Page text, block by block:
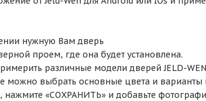
нужную Вам дверь
проем, где она будет установлена.
различные модели дверей JELD-
можно выбрать основные цвета и варианты
нажмите «СОХРАНИТЬ» и добавьте